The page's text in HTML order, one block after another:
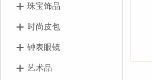
珠宝饰品
时尚皮包
钟表眼镜
艺术品